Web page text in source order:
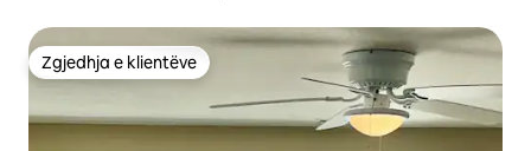
Zgjedhja e klientëve
Zgjedhja e klientëve